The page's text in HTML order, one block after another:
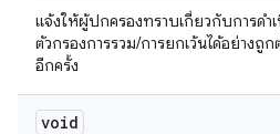
แจ้งให้ผู้ปกครองทราบเกี่ยวกับการดำ
ตัวกรองการรวม/การยกเว้นได้อย่างถู
อีกครั้ง
void